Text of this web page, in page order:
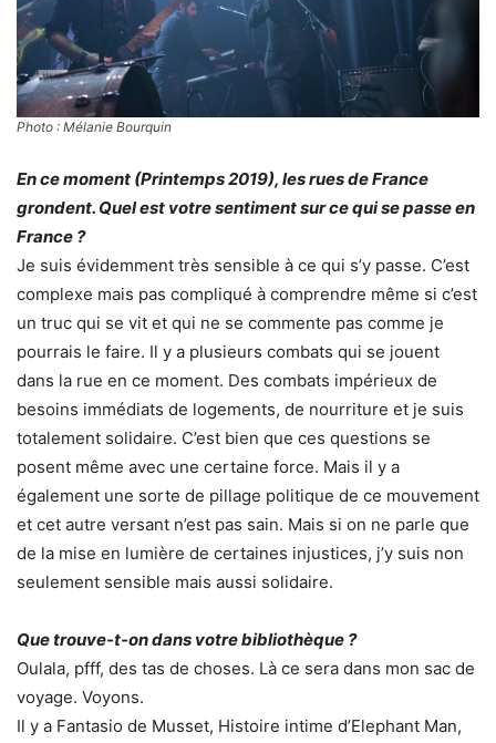
Photo : Mélanie Bourquin
En ce moment (Printemps 2019), les rues de France
grondent. Quel est votre sentiment sur ce qui se passe en
France ?
Je suis évidemment très sensible à ce qui s’y passe. C’est
complexe mais pas compliqué à comprendre même si c’est
un truc qui se vit et qui ne se commente pas comme je
pourrais le faire. Il y a plusieurs combats qui se jouent
dans la rue en ce moment. Des combats impérieux de
besoins immédiats de logements, de nourriture et je suis
totalement solidaire. C’est bien que ces questions se
posent même avec une certaine force. Mais il y a
également une sorte de pillage politique de ce mouvement
et cet autre versant n’est pas sain. Mais si on ne parle que
de la mise en lumière de certaines injustices, j’y suis non
seulement sensible mais aussi solidaire.
Que trouve-t-on dans votre bibliothèque ?
Oulala, pfff, des tas de choses. Là ce sera dans mon sac de
voyage. Voyons.
Il y a Fantasio de Musset, Histoire intime d’Elephant Man,